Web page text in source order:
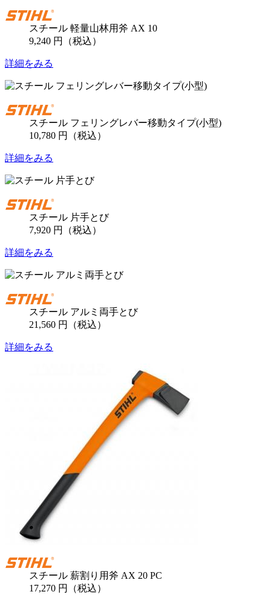
スチール 軽量山林用斧 AX 10
9,240 円（税込）
詳細をみる
スチール フェリングレバー移動タイプ(小型)
10,780 円（税込）
詳細をみる
スチール 片手とび
7,920 円（税込）
詳細をみる
スチール アルミ両手とび
21,560 円（税込）
詳細をみる
スチール 薪割り用斧 AX 20 PC
17,270 円（税込）